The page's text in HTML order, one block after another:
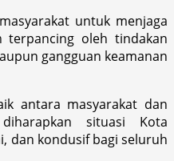
untuk menjaga
oleh tindakan
gangguan keamanan
antara masyarakat dan
situasi Kota
dan kondusif bagi seluruh